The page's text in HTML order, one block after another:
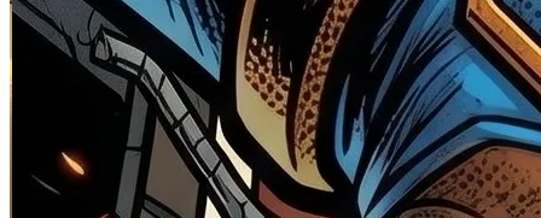
Skip to the beginning of the images gallery